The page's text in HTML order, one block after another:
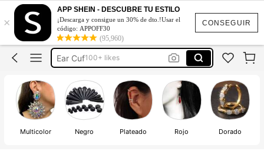
CONSEGUIR
×
APP SHEIN - DESCUBRE TU ESTILO
¡Descarga y consigue un 30% de dto.!Usar el
código: APPOFF30
(95,960)
Aretes
Aretes De Mujer
Ear Cuf100+ likes
Ear Cuff
Aretes
Multicolor Negro Plateado Rojo Dorado